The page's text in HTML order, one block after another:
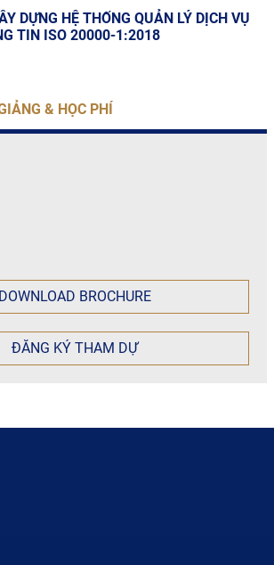
& HỌC PHÍ
DOWNLOAD BROCHURE
ĐĂNG KÝ THAM DỰ
DỰNG HỆ THỐNG QUẢN LÝ DỊCH VỤ
TIN ISO 20000-1:2018